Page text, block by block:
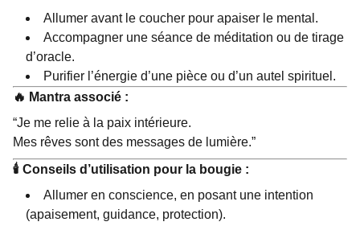
Allumer avant le coucher pour apaiser le mental.
Accompagner une séance de méditation ou de tirage
d’oracle.
Purifier l’énergie d’une pièce ou d’un autel spirituel.
🔥 Mantra associé :
“Je me relie à la paix intérieure.
Mes rêves sont des messages de lumière.”
🕯 ️ Conseils d’utilisation pour la bougie :
Allumer en conscience, en posant une intention
(apaisement, guidance, protection).